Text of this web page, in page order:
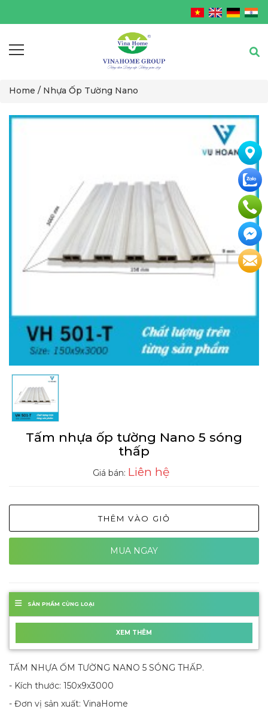
Home / Nhựa Ốp Tường Nano
Tấm nhựa ốp tường Nano 5 sóng
thấp
Giá bán: Liên hệ
THÊM VÀO GIỎ
MUA NGAY
SẢN PHẨM CÙNG LOẠI
XEM THÊM
TẤM NHỰA ỐM TƯỜNG NANO 5 SÓNG THẤP.
- Kích thước: 150x9x3000
- Đơn vị sản xuất: VinaHome